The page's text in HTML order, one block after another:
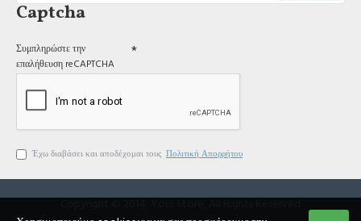
Captcha
Συμπληρώστε την
επαλήθευση reCAPTCHA
Έχω διαβάσει και αποδέχομαι τους Πολιτική Απορρήτου